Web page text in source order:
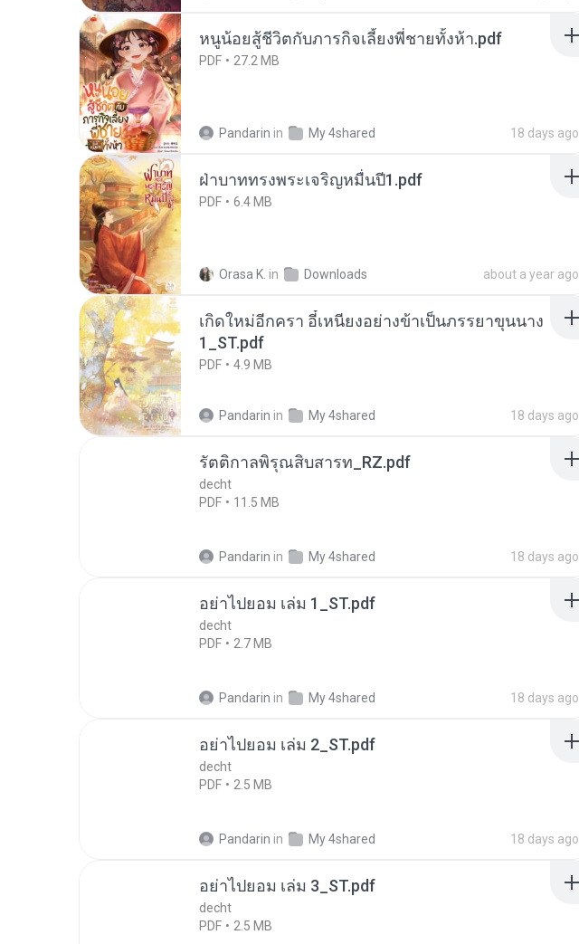
หนูน้อยสู้ชีวิตกับภารกิจเลี้ยงพี่ชายทั้งห้า.pdf
PDF 27.2 MB
Pandarin in My 4shared 18 days ago
ฝ่าบาททรงพระเจริญหมื่นปี1.pdf
PDF 6.4 MB
Orasa K. in Downloads about a year ago
เกิดใหม่อีกครา อี๋เหนียงอย่างข้าเป็นภรรยาขุนนาง
1_ST.pdf
PDF 4.9 MB
Pandarin in My 4shared 18 days ago
รัตติกาลพิรุณสิบสารท_RZ.pdf
decht
PDF
11.5 MB
Pandarin in My 4shared 18 days ago
อย่าไปยอม เล่ม 1_ST.pdf
decht
PDF
2.7 MB
Pandarin in My 4shared 18 days ago
อย่าไปยอม เล่ม 2_ST.pdf
decht
PDF
2.5 MB
Pandarin in My 4shared 18 days ago
อย่าไปยอม เล่ม 3_ST.pdf
decht
PDF
2.5 MB